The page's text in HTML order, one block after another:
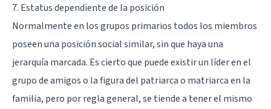
7. Estatus dependiente de la posición
Normalmente en los grupos primarios todos los miembros
poseen una posición social similar, sin que haya una
jerarquía marcada. Es cierto que puede existir un líder en el
grupo de amigos o la figura del patriarca o matriarca en la
familia, pero por regla general, se tiende a tener el mismo